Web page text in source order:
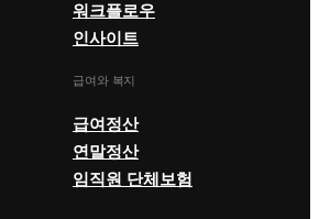
워크플로우
인사이트
급여와 복지
급여정산
연말정산
임직원 단체보험